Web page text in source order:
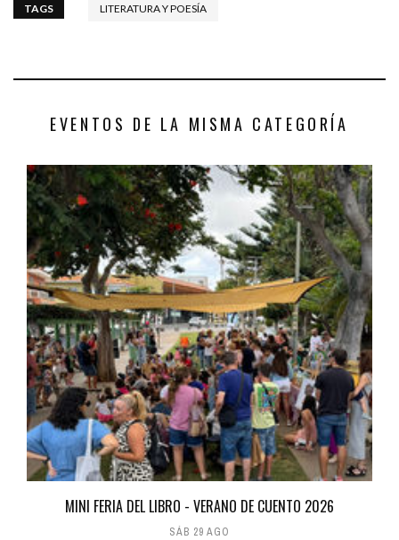
TAGS LITERATURA Y POESÍA
EVENTOS DE LA MISMA CATEGORÍA
MINI FERIA DEL LIBRO - VERANO DE CUENTO 2026
SÁB 29 AGO